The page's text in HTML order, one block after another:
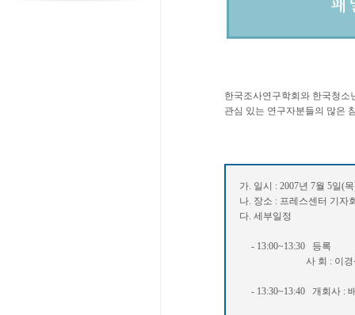
한국조사연구학회와 한국청
관심 있는 연구자분들의 많은
가. 일시 : 2007년 7월 5일(
나. 장소 : 프레스센터 기자
다. 세부일정
- 13:00~13:30 등록
사 회 : 이경상 박사
- 13:30~13:40 개회사 :